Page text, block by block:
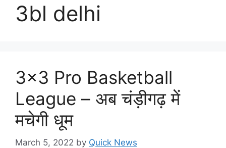
3bl delhi
3×3 Pro Basketball
League – अब चंड़ीगढ़ में
मचेगी धूम
March 5, 2022 by Quick News